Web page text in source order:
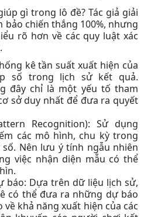
gì trong lô đề?Tác giả giải
chiến thắng 100%, nhưng
rõ hơn về các quy luật xác
kê tần suất xuất hiện của
số trong lịch sử kết quả.
đây chỉ là một yếu tố tham
sở duy nhất để đưa ra quyết
Recognition): Sử dụng
các mô hình, chu kỳ trong
Nên lưu ý tính ngẫu nhiên
việc nhận diện mẫu có thể
báo: Dựa trên dữ liệu lịch sử,
có thể đưa ra những dự báo
khả năng xuất hiện của các